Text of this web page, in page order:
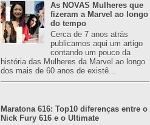
As NOVAS Mulheres que
fizeram a Marvel ao longo
do tempo
Cerca de 7 anos atrás
publicamos aqui um artigo
contando um pouco da
história das Mulheres da Marvel ao longo
dos mais de 60 anos de existê...
Maratona 616: Top10 diferenças entre o
Nick Fury 616 e o Ultimate